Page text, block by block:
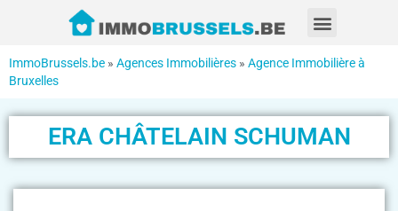
ImmoBrussels.be » Agences Immobilières » Agence Immobilière à
Bruxelles
ERA CHÂTELAIN SCHUMAN